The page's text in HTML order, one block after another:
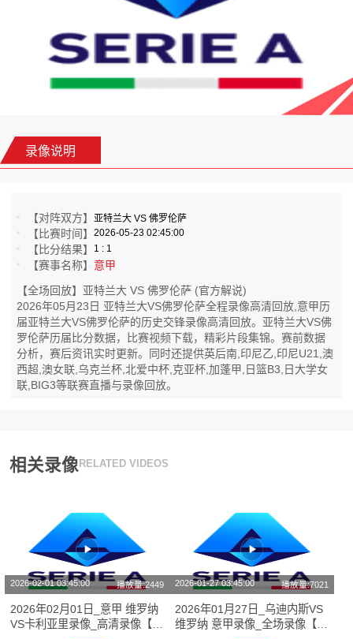
录像说明
【对阵双方】亚特兰大 VS 佛罗伦萨
【比赛时间】2026-05-23 02:45:00
【比分结果】 1 : 1
【赛事名称】 意甲
【全场回放】亚特兰大 VS 佛罗伦萨 (官方解说)
2026年05月23日 亚特兰大VS佛罗伦萨全程录像高清回放,意甲历
届亚特兰大VS佛罗伦萨的历史交锋录像高清回放。亚特兰大VS佛
罗伦萨历届比分数据，比赛视频下载，精彩片段集锦。赛前数据
分析，赛后资讯实时更新。同时还提供英后南,印尼乙,印尼U21,澳
西超,澳女联,乌克兰杯,北爱中杯,克亚杯,加蓬甲,日篮B3,日大学女
联,BIG3等联赛直播与录像回放。
相关录像 RELATED VIDEOS
2026-02-01 03:45:00 播放量:2449
2026年02月01日_意甲 维罗纳
VS卡利亚里录像_高清录像【全
2026-01-27 03:45:00 播放量:7021
2026年01月27日_乌迪内斯VS
维罗纳 意甲录像_全场录像【高